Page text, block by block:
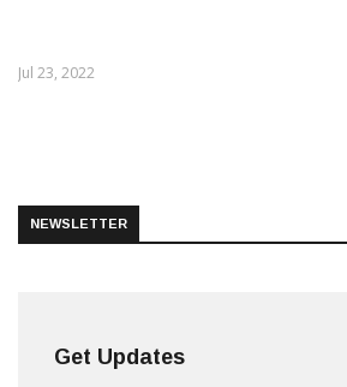
Jul 23, 2022
NEWSLETTER
Get Updates